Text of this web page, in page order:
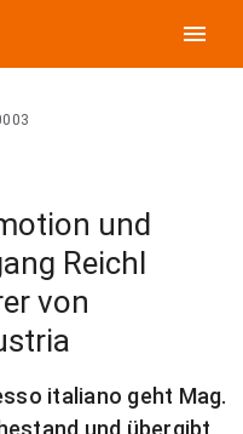
menu
und
Reichl
von
italiano geht Mag.
und übergibt